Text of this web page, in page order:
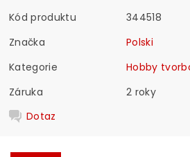
Kód produktu
344518
Značka
Polski
Kategorie
Hobby
Záruka
2 roky
Dotaz